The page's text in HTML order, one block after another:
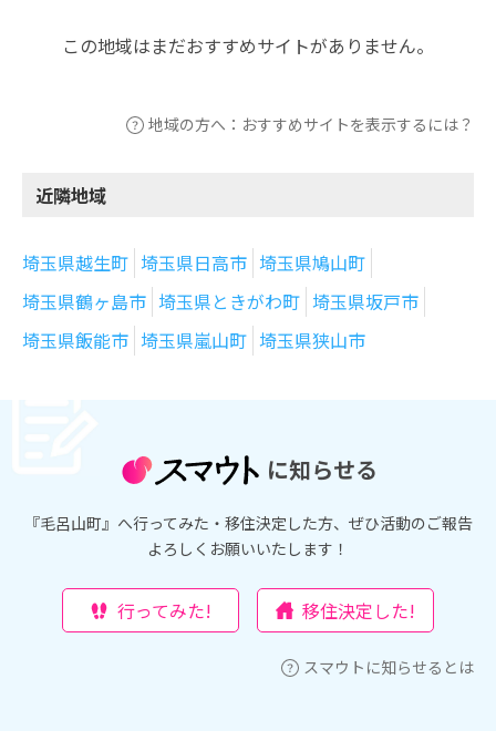
この地域はまだおすすめサイトがありません。
地域の方へ：おすすめサイトを表示するには？
近隣地域
埼玉県越生町 埼玉県日高市 埼玉県鳩山町
埼玉県鶴ヶ島市 埼玉県ときがわ町 埼玉県坂戸市
埼玉県飯能市 埼玉県嵐山町 埼玉県狭山市
に知らせる
『毛呂山町』へ行ってみた・移住決定した方、ぜひ活動のご報告
よろしくお願いいたします！
行ってみた! 移住決定した!
スマウトに知らせるとは